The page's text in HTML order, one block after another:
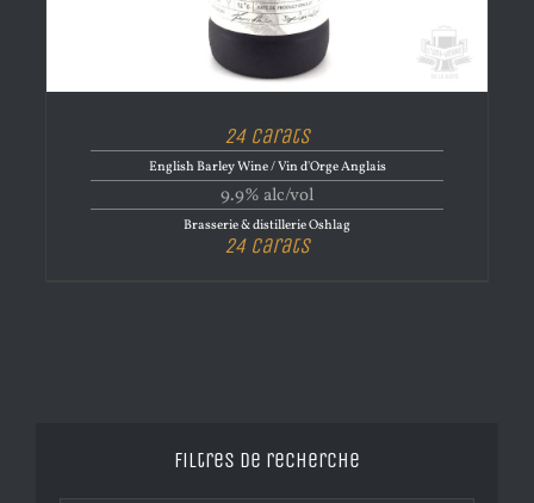
24 Carats
English Barley Wine / Vin d'Orge Anglais
9.9% alc/vol
Brasserie & distillerie Oshlag
24 Carats
Filtres de recherche